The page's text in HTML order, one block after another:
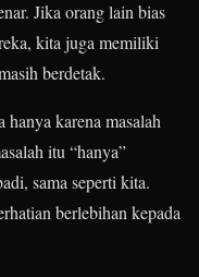
Jika orang lain bias
kita juga memiliki
berdetak.
hanya karena masalah
itu “hanya”
sama seperti kita.
berlebihan kepada